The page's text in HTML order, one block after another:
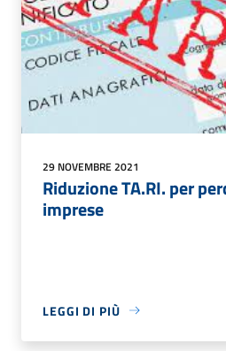
29 NOVEMBRE 2021
Riduzione TA.RI. per
imprese
LEGGI DI PIÙ